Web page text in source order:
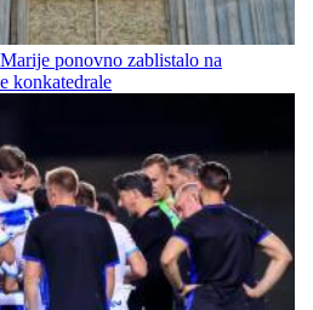
ponovno zablistalo na
konkatedrale